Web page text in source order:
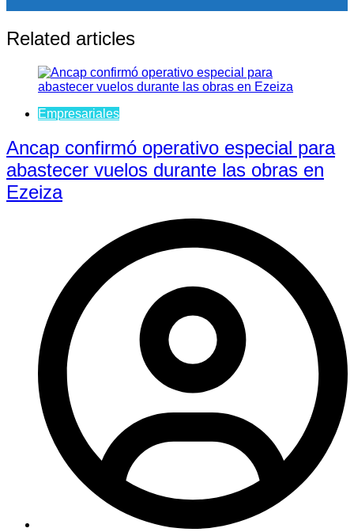
Related articles
Empresariales
Ancap confirmó operativo especial para
abastecer vuelos durante las obras en
Ezeiza